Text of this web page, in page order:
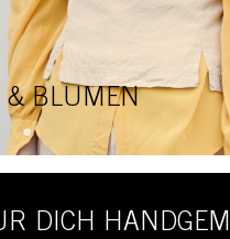
& BLUMEN
DICH